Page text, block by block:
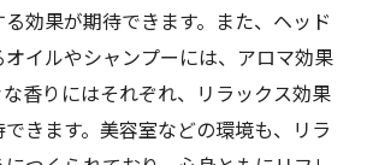
効果が期待できます。また、ヘッド
イルやシャンプーには、アロマ効果
香りにはそれぞれ、リラックス効果
きます。美容室などの環境も、リラ